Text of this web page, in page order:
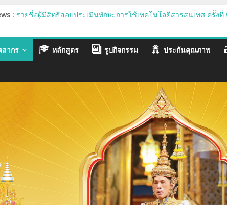
: รายชื่อผู้มีสิทธิสอบประเมินทักษะการใช้เทคโนโลยีสารสนเทศ ครััง
เชิญนิสิต วิทยาลัยสงฆ์เลยทุก/รูปคน เข้าใช้ Google Workspace
ขอเชิญบุคลากรและนิสิตเข้าร่วมโครงการวันปฐมนิเทศนิสิตใหม่แล
กำหนดปฐมนิเทศและต้อนรับนิสิตใหม่ ปี ๒๕๖๗
รายชื่อผู้มีสิทธิสอบประเมินทักษะการใช้เทคโนโลยีสารสนเทศ ครัังที่
ากร หลักสูตร รูปกิจกรรม ประกันคุณภาพ